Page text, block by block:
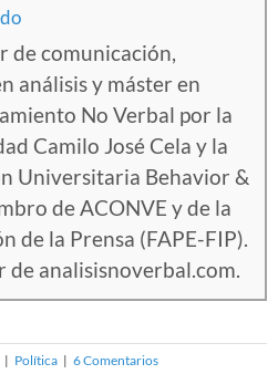
de comunicación,
análisis y máster en
No Verbal por la
Camilo José Cela y la
Universitaria Behavior &
de ACONVE y de la
de la Prensa (FAPE-FIP).
de analisisnoverbal.com.
| Política | 6 Comentarios